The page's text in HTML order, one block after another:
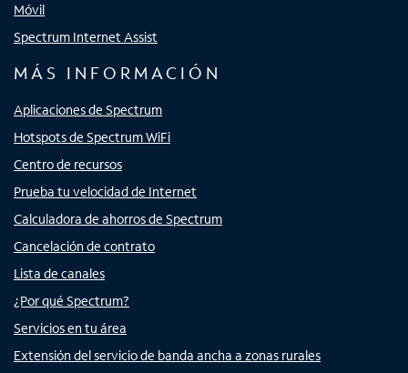
Móvil
Spectrum Internet Assist
MÁS INFORMACIÓN
Aplicaciones de Spectrum
Hotspots de Spectrum WiFi
Centro de recursos
Prueba tu velocidad de Internet
Calculadora de ahorros de Spectrum
Cancelación de contrato
Lista de canales
¿Por qué Spectrum?
Servicios en tu área
Extensión del servicio de banda ancha a zonas rurales